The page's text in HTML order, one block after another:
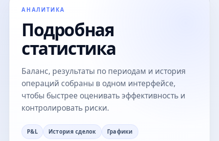
АНАЛИТИКА
Подробная
статистика
Баланс, результаты по периодам и история
операций собраны в одном интерфейсе,
чтобы быстрее оценивать эффективность и
контролировать риски.
P&L История сделок Графики